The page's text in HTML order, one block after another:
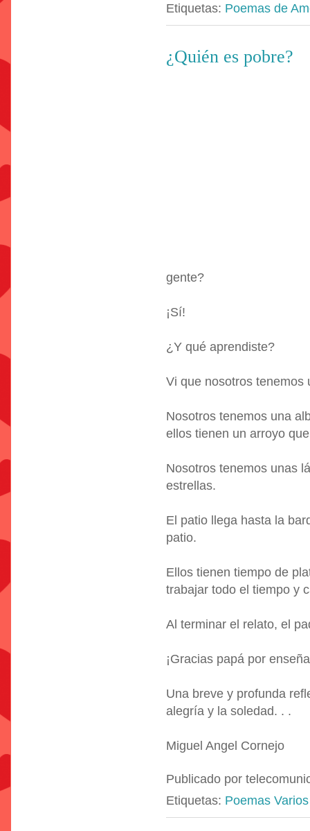
Etiquetas: Poemas de
¿Quién es pobre?
gente?
¡Sí!
¿Y qué aprendiste?
Vi que nosotros tenemos
Nosotros tenemos una
ellos tienen un arroyo
Nosotros tenemos unas
estrellas.
El patio llega hasta la
patio.
Ellos tienen tiempo de
trabajar todo el tiempo y
Al terminar el relato, el
¡Gracias papá por
Una breve y profunda
alegría y la soledad. . .
Miguel Angel Cornejo
Publicado por
Etiquetas: Poemas Varios